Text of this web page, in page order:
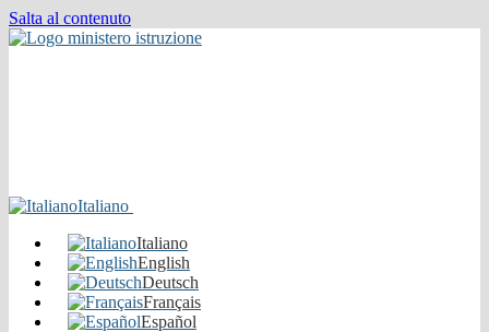
Salta al contenuto
Italiano
Italiano
English
Deutsch
Français
Español